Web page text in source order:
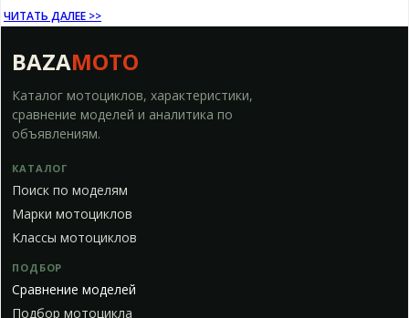
ЧИТАТЬ ДАЛЕЕ >>
BAZAMOTO
Каталог мотоциклов, характеристики,
сравнение моделей и аналитика по
объявлениям.
КАТАЛОГ
Поиск по моделям
Марки мотоциклов
Классы мотоциклов
ПОДБОР
Сравнение моделей
Подбор мотоцикла